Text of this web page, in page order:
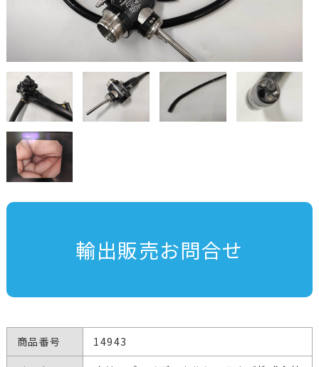
輸出販売お問合せ
商品番号
14943